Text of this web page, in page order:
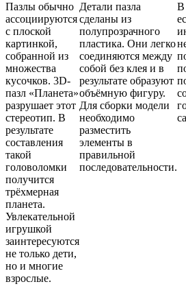
Пазлы обычно
ассоциируются
с плоской
картинкой,
собранной из
множества
кусочков. 3D-
пазл «Планета»
разрушает этот
стереотип. В
результате
составления
такой
головоломки
получится
трёхмерная
планета.
Увлекательной
игрушкой
заинтересуются
не только дети,
но и многие
взрослые.
Детали пазла
сделаны из
полупрозрачного
пластика. Они легко
соединяются между
собой без клея и в
результате образуют
объёмную фигуру.
Для сборки модели
необходимо
разместить
элементы в
правильной
последовательности.
В